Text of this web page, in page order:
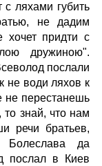
ляхами губить
не дадим
хочет придти с
дружиною".
послали
не води ляхов к
не перестанешь
то знай, что нам
речи братьев,
да
послал в Киев